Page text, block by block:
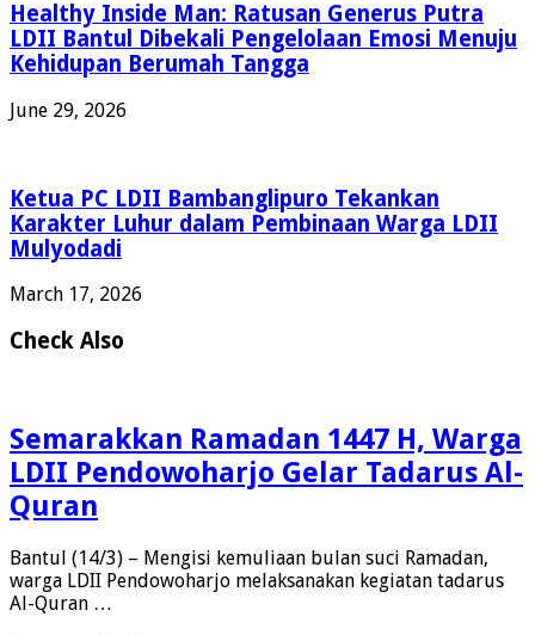
Healthy Inside Man: Ratusan Generus Putra
LDII Bantul Dibekali Pengelolaan Emosi Menuju
Kehidupan Berumah Tangga
June 29, 2026
Ketua PC LDII Bambanglipuro Tekankan
Karakter Luhur dalam Pembinaan Warga LDII
Mulyodadi
March 17, 2026
Check Also
Semarakkan Ramadan 1447 H, Warga
LDII Pendowoharjo Gelar Tadarus Al-
Quran
Bantul (14/3) – Mengisi kemuliaan bulan suci Ramadan,
warga LDII Pendowoharjo melaksanakan kegiatan tadarus
Al-Quran …